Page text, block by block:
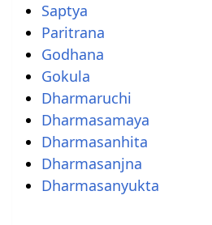
Saptya
Paritrana
Godhana
Gokula
Dharmaruchi
Dharmasamaya
Dharmasanhita
Dharmasanjna
Dharmasanyukta